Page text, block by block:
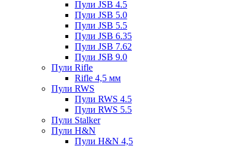
Пули JSB 4.5
Пули JSB 5.0
Пули JSB 5.5
Пули JSB 6.35
Пули JSB 7.62
Пули JSB 9.0
Пули Rifle
Rifle 4,5 мм
Пули RWS
Пули RWS 4.5
Пули RWS 5.5
Пули Stalker
Пули H&N
Пули H&N 4,5